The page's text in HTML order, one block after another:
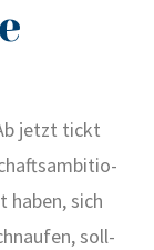
jetzt tickt
haben, sich
soll­